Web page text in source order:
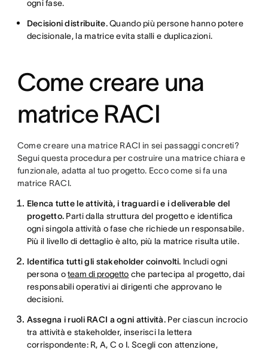
ogni fase.
Decisioni distribuite.Quando più persone hanno potere
decisionale, la matrice evita stalli e duplicazioni.
Come creare una
matrice RACI
Come creare una matrice RACI in sei passaggi concreti?
Segui questa procedura per costruire una matrice chiara e
funzionale, adatta al tuo progetto. Ecco come si fa una
matrice RACI.
Elenca tutte le attività, i traguardi e i deliverable del
progetto. Parti dalla struttura del progetto e identifica
ogni singola attività o fase che richiede un responsabile.
Più il livello di dettaglio è alto, più la matrice risulta utile.
Identifica tutti gli stakeholder coinvolti. Includi ogni
persona oteam di progetto che partecipa al progetto, dai
responsabili operativi ai dirigenti che approvano le
decisioni.
Assegna i ruoli RACI a ogni attività. Per ciascun incrocio
tra attività e stakeholder, inserisci la lettera
corrispondente: R, A, C o I. Scegli con attenzione,